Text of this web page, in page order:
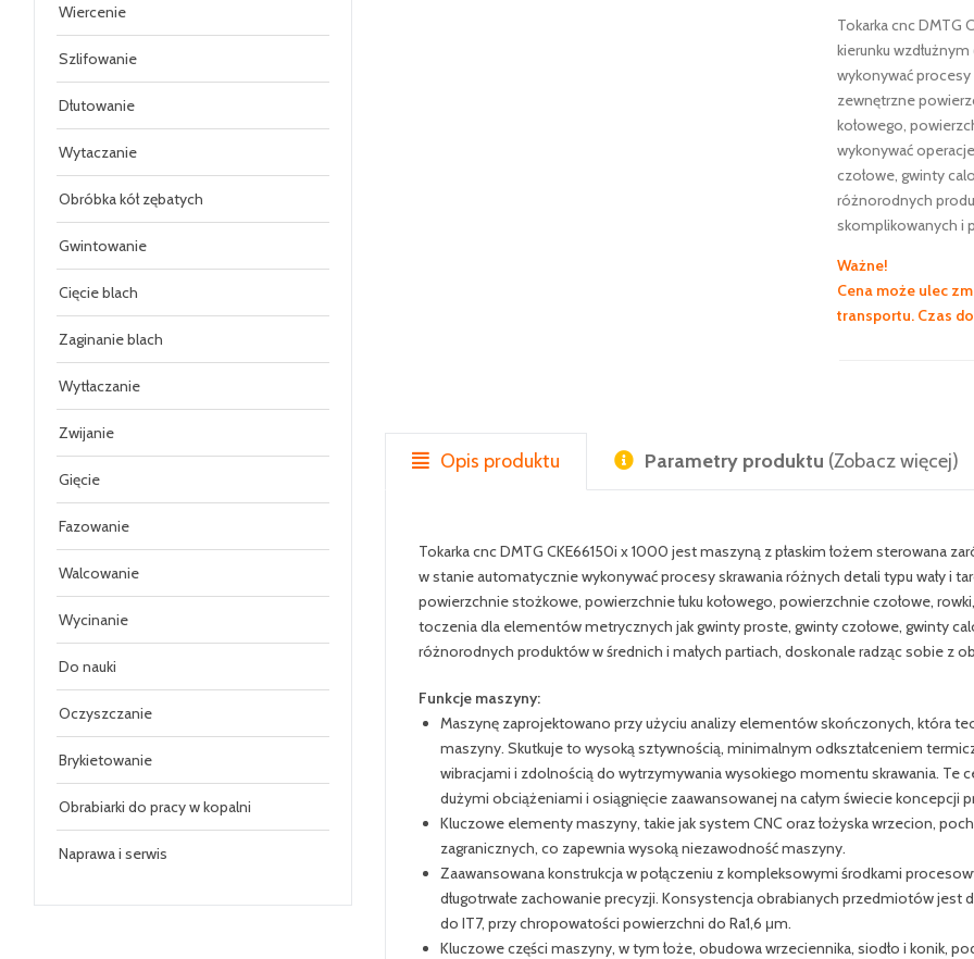
Wiercenie
Szlifowanie
Dłutowanie
Wytaczanie
Obróbka kół zębatych
Gwintowanie
Cięcie blach
Zaginanie blach
Wytłaczanie
Zwijanie
Gięcie
Fazowanie
Walcowanie
Wycinanie
Do nauki
Oczyszczanie
Brykietowanie
Obrabiarki do pracy w kopalni
Naprawa i serwis
Tokarka cnc DMTG
kierunku
wykonywać procesy
zewnętrzne
kołowego,
wykonywać
czołowe, gwinty
różnorodnych
skomplikowanych i
Ważne!
Cena może ulec
transportu. Czas
Opis produktu Parametry produktu (Zobacz więcej)
Tokarka cnc DMTG CKE66150i x 1000 jest maszyną z płaskim łożem sterowana
w stanie automatycznie wykonywać procesy skrawania różnych detali typu wały i
powierzchnie stożkowe, powierzchnie łuku kołowego, powierzchnie czołowe,
toczenia dla elementów metrycznych jak gwinty proste, gwinty czołowe, gwinty
różnorodnych produktów w średnich i małych partiach, doskonale radząc sobie z
Funkcje maszyny:
Maszynę zaprojektowano przy użyciu analizy elementów skończonych, która
maszyny. Skutkuje to wysoką sztywnością, minimalnym odkształceniem
wibracjami i zdolnością do wytrzymywania wysokiego momentu skrawania. Te
dużymi obciążeniami i osiągnięcie zaawansowanej na całym świecie koncepcji
Kluczowe elementy maszyny, takie jak system CNC oraz łożyska wrzecion,
zagranicznych, co zapewnia wysoką niezawodność maszyny.
Zaawansowana konstrukcja w połączeniu z kompleksowymi środkami
długotrwałe zachowanie precyzji. Konsystencja obrabianych przedmiotów jest
do IT7, przy chropowatości powierzchni do Ra1,6 μm.
Kluczowe części maszyny, w tym łoże, obudowa wrzeciennika, siodło i konik,